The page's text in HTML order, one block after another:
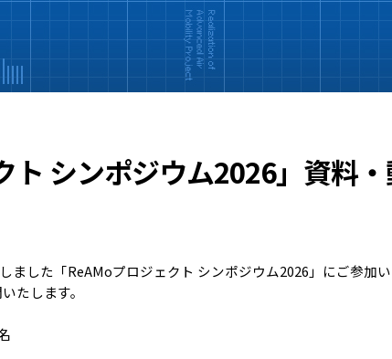
ト シンポジウム2026」資料
ました「ReAMoプロジェクト シンポジウム2026」にご参加
たします。